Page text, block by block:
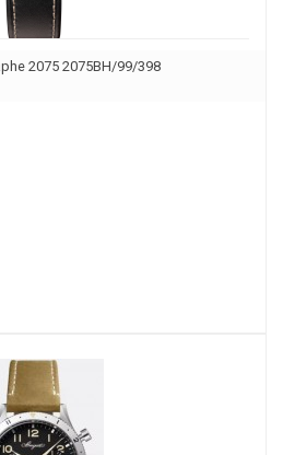
2075 2075BH/99/398